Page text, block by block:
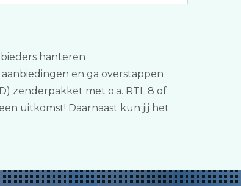
hanteren
en ga overstappen
zenderpakket met o.a. RTL 8 of
uitkomst! Daarnaast kun jij het